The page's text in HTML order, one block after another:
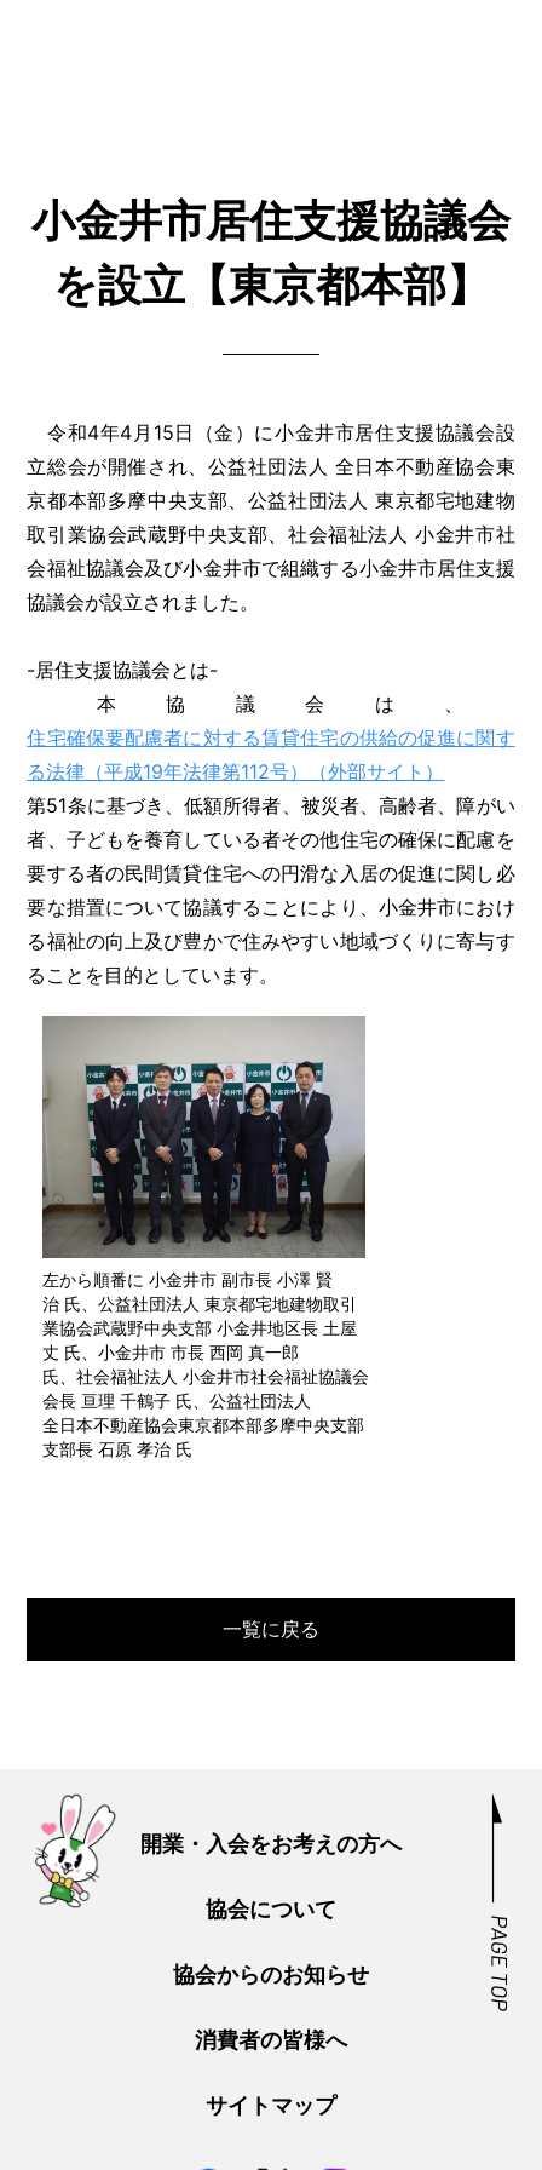
小金井市居住支援協議会
を設立【東京都本部】
令和4年4月15日（金）に小金井市居住支援協議会設
立総会が開催され、公益社団法人 全日本不動産協会東
京都本部多摩中央支部、公益社団法人 東京都宅地建物
取引業協会武蔵野中央支部、社会福祉法人 小金井市社
会福祉協議会及び小金井市で組織する小金井市居住支援
協議会が設立されました。
-居住支援協議会とは-
本協議会は、
住宅確保要配慮者に対する賃貸住宅の供給の促進に関す
る法律（平成19年法律第112号）（外部サイト）
第51条に基づき、低額所得者、被災者、高齢者、障がい
者、子どもを養育している者その他住宅の確保に配慮を
要する者の民間賃貸住宅への円滑な入居の促進に関し必
要な措置について協議することにより、小金井市におけ
る福祉の向上及び豊かで住みやすい地域づくりに寄与す
ることを目的としています。
左から順番に 小金井市 副市長 小澤 賢
治 氏、公益社団法人 東京都宅地建物取引
業協会武蔵野中央支部 小金井地区長 土屋
丈 氏、小金井市 市長 西岡 真一郎
氏、社会福祉法人 小金井市社会福祉協議会
会長 亘理 千鶴子 氏、公益社団法人
全日本不動産協会東京都本部多摩中央支部
支部長 石原 孝治 氏
一覧に戻る
開業・入会をお考えの方へ
協会について
協会からのお知らせ
消費者の皆様へ
サイトマップ